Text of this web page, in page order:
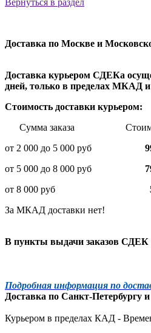
Доставка по Москве и
Доставка курьером СДЕКа
дней, только в пределах МКАД и
Стоимость доставки курьером:
Сумма заказа
от 2 000 до 5 000 руб
от 5 000 до 8 000 руб
от 8 000 руб
За МКАД доставки нет!
В пункты выдачи заказов СДЕК
Подробная информация по
Доставка по Санкт-Петербургу и
Курьером в пределах КАД -